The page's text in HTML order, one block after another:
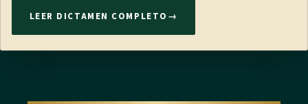
LEER DICTAMEN COMPLETO →